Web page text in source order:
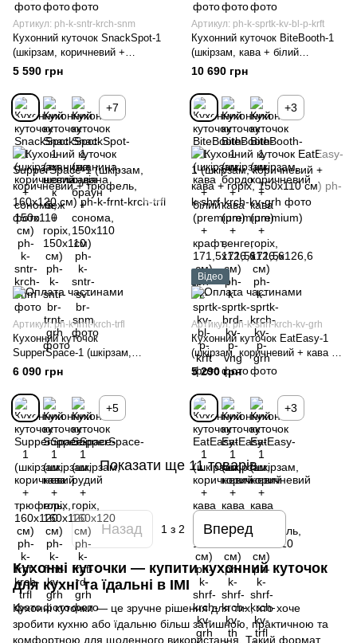
Артикул: ph-k-sntr-krch-snm
Кухонний куточок SnackSpot-1
(шкірзам, коричневий +
сонома, 150х110 см)
5 590 грн
+7
Артикул: ph-k-sprtk-kv-bl-p-krft
Кухонний куточок BiteBooth-1
(шкірзам, кава + білий
(premium) + крафт, 171,5х126,6
10 690 грн
+3
Артикул: ph-k-frnt-krch-trfl
Кухонний куточок
SupperSpace-1 (шкірзам,
коричневий + трюфель,
160х120 см)
6 090 грн
+5
Відео
Артикул: ph-k-shrf-krch-kv-grh
Кухонний куточок EatEasy-1
(шкірзам, коричневий + кава +
горіх, 150х110 см)
5 290 грн
+3
Показати ще 11 товарів
Назад 1 з 2 Вперед
Кухонні куточки — купити кухонний куточок
для кухні та їдальні в IMI
Кухонні куточки — це зручне рішення для тих, хто хоче
зробити кухню або їдальню більш затишною, практичною та
комфортною для щоденного використання. Такий формат